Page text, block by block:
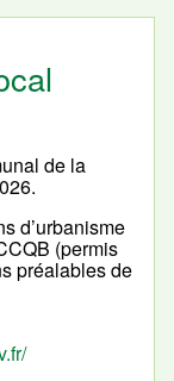
de la
d’urbanisme
(permis
préalables de